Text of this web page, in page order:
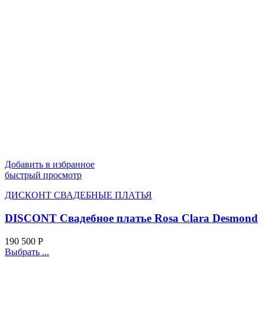
Добавить в избранное
быстрый просмотр
ДИСКОНТ СВАДЕБНЫЕ ПЛАТЬЯ
DISCONT Свадебное платье Rosa Clara Desmond
190 500 Р
Выбрать ...